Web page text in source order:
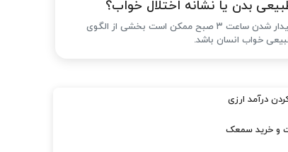
بدن یا نشانه اختلال خواب؟
بیدار شدن ساعت ۳ صبح ممکن است بخشی از الگوی
خواب انسان باشد.
درآمد ارزی
و خرید سمعک